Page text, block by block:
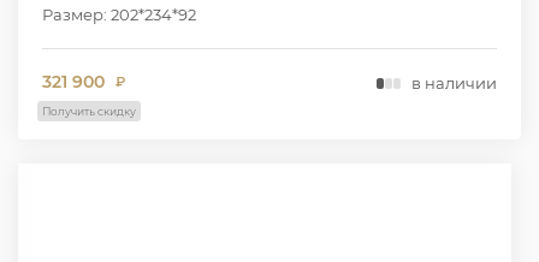
Размер: 202*234*92
321 900 ₽ в наличии
Получить скидку